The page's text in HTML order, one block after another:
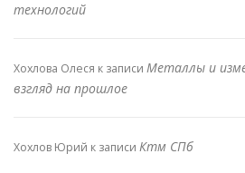
технологий
Хохлова Олеся к записи Металлы и
взгляд на прошлое
Хохлов Юрий к записи Ктм СПб